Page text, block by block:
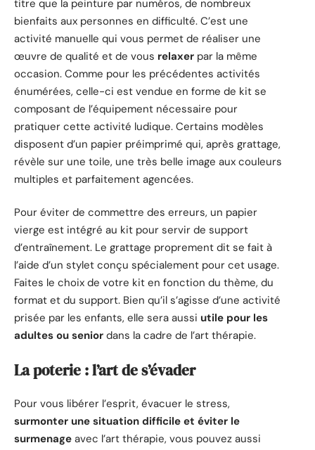
titre que la peinture par numéros, de nombreux
bienfaits aux personnes en difficulté. C’est une
activité manuelle qui vous permet de réaliser une
œuvre de qualité et de vous relaxer par la même
occasion. Comme pour les précédentes activités
énumérées, celle-ci est vendue en forme de kit se
composant de l’équipement nécessaire pour
pratiquer cette activité ludique. Certains modèles
disposent d’un papier préimprimé qui, après grattage,
révèle sur une toile, une très belle image aux couleurs
multiples et parfaitement agencées.
Pour éviter de commettre des erreurs, un papier
vierge est intégré au kit pour servir de support
d’entraînement. Le grattage proprement dit se fait à
l’aide d’un stylet conçu spécialement pour cet usage.
Faites le choix de votre kit en fonction du thème, du
format et du support. Bien qu’il s’agisse d’une activité
prisée par les enfants, elle sera aussi utile pour les
adultes ou senior dans la cadre de l’art thérapie.
La poterie : l’art de s’évader
Pour vous libérer l’esprit, évacuer le stress,
surmonter une situation difficile et éviter le
surmenage avec l’art thérapie, vous pouvez aussi